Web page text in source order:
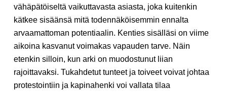
vähäpätöiseltä vaikuttavasta asiasta, joka kuitenkin
kätkee sisäänsä mitä todennäköisemmin ennalta
arvaamattoman potentiaalin. Kenties sisälläsi on viime
aikoina kasvanut voimakas vapauden tarve. Näin
etenkin silloin, kun arki on muodostunut liian
rajoittavaksi. Tukahdetut tunteet ja toiveet voivat johtaa
protestointiin ja kapinahenki voi vallata tilaa